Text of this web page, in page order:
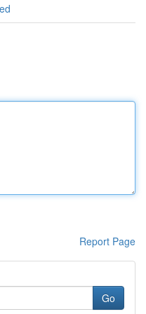
Report Page
Go